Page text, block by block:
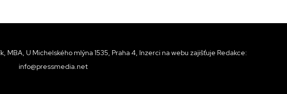
MBA, U Michelského mlýna 1535, Praha 4, Inzerci na webu zajišťuje Redakce:
info@pressmedia.net